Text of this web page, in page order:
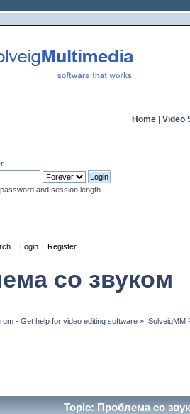
Home Video
.
and session length
Login Register
со звуком
- Get help for video editing software » SolveigMM
Topic: Проблема со